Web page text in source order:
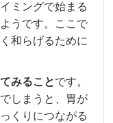
ミングで始まる
うです。ここで
和らげるために
みることです。
しまうと、胃が
くりにつながる